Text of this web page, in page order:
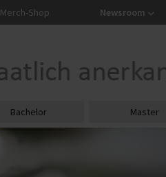
Merch-Shop Newsroom
Bachelor Master